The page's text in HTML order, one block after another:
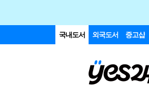
국내도서 외국도서 중고샵